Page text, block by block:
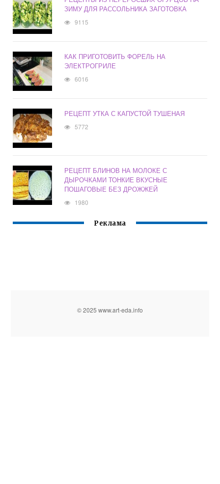
ЗИМУ ДЛЯ РАССОЛЬНИКА ЗАГОТОВКА
9115
КАК ПРИГОТОВИТЬ ФОРЕЛЬ НА
ЭЛЕКТРОГРИЛЕ
6016
РЕЦЕПТ УТКА С КАПУСТОЙ ТУШЕНАЯ
5772
РЕЦЕПТ БЛИНОВ НА МОЛОКЕ С
ДЫРОЧКАМИ ТОНКИЕ ВКУСНЫЕ
ПОШАГОВЫЕ БЕЗ ДРОЖЖЕЙ
1980
Реклама
© 2025 www.art-eda.info